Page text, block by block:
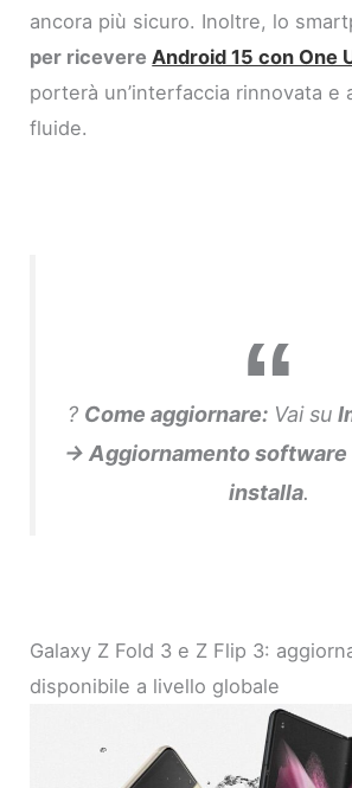
ancora più sicuro. Inoltre, lo
per ricevereAndroid 15 con One
porterà un’interfaccia rinnovata e
fluide.
? Come aggiornare:Vai su
→ Aggiornamento
installa.
Galaxy Z Fold 3 e Z Flip 3:
disponibile a livello globale